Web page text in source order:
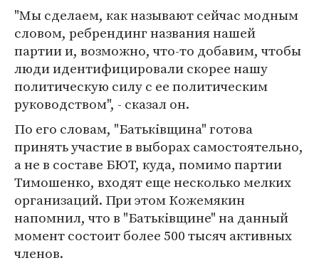
"Мы сделаем, как называют сейчас модным
словом, ребрендинг названия нашей
партии и, возможно, что-то добавим, чтобы
люди идентифицировали скорее нашу
политическую силу с ее политическим
руководством", - сказал он.
По его словам, "Батьківщина" готова
принять участие в выборах самостоятельно,
а не в составе БЮТ, куда, помимо партии
Тимошенко, входят еще несколько мелких
организаций. При этом Кожемякин
напомнил, что в "Батьківщине" на данный
момент состоит более 500 тысяч активных
членов.